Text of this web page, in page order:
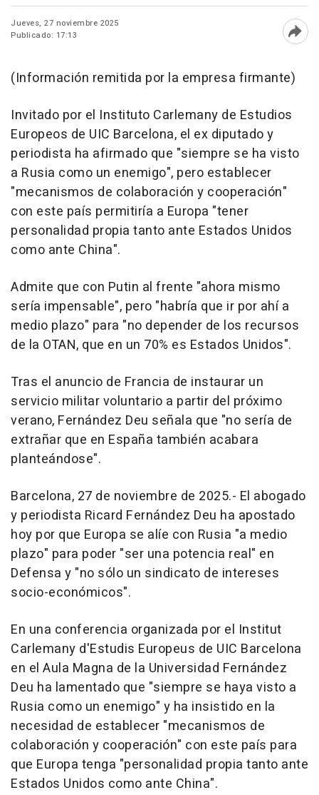
Jueves, 27 noviembre 2025
Publicado: 17:13
(Información remitida por la empresa firmante)
Invitado por el Instituto Carlemany de Estudios
Europeos de UIC Barcelona, el ex diputado y
periodista ha afirmado que "siempre se ha visto
a Rusia como un enemigo", pero establecer
"mecanismos de colaboración y cooperación"
con este país permitiría a Europa "tener
personalidad propia tanto ante Estados Unidos
como ante China".
Admite que con Putin al frente "ahora mismo
sería impensable", pero "habría que ir por ahí a
medio plazo" para "no depender de los recursos
de la OTAN, que en un 70% es Estados Unidos".
Tras el anuncio de Francia de instaurar un
servicio militar voluntario a partir del próximo
verano, Fernández Deu señala que "no sería de
extrañar que en España también acabara
planteándose".
Barcelona, 27 de noviembre de 2025.- El abogado
y periodista Ricard Fernández Deu ha apostado
hoy por que Europa se alíe con Rusia "a medio
plazo" para poder "ser una potencia real" en
Defensa y "no sólo un sindicato de intereses
socio-económicos".
En una conferencia organizada por el Institut
Carlemany d'Estudis Europeus de UIC Barcelona
en el Aula Magna de la Universidad Fernández
Deu ha lamentado que "siempre se haya visto a
Rusia como un enemigo" y ha insistido en la
necesidad de establecer "mecanismos de
colaboración y cooperación" con este país para
que Europa tenga "personalidad propia tanto ante
Estados Unidos como ante China".